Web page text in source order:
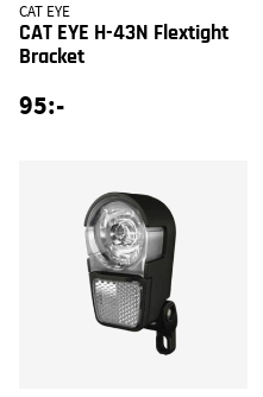
CAT EYE
CAT EYE H-43N Flextight
Bracket
95:-